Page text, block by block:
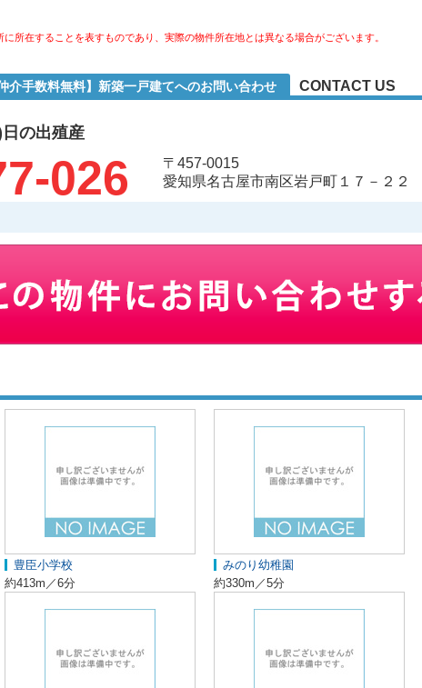
所在することを表すものであり、実際の物件所在地とは異なる場合がございます。
介手数料無料】新築一戸建てへのお問い合わせ CONTACT US
の出殖産
026
〒457-0015
愛知県名古屋市南区岩戸町１７－２２
豊臣小学校
約413m／6分
みのり幼稚園
約330m／5分